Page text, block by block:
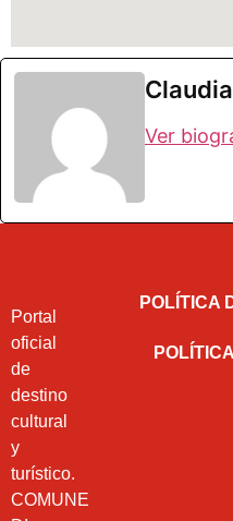
Claudia
Ver
Portal
oficial
de
destino
cultural
y
turístico.
COMUNE
POLÍTICA